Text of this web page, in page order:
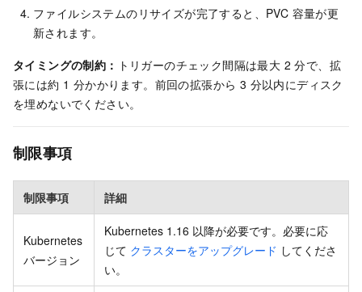
ファイルシステムのリサイズが完了すると、PVC 容量が更
新されます。
タイミングの制約： トリガーのチェック間隔は最大 2 分で、拡
張には約 1 分かかります。前回の拡張から 3 分以内にディスク
を埋めないでください。
制限事項
制限事項 詳細
Kubernetes
バージョン
Kubernetes 1.16 以降が必要です。必要に応
じて クラスターをアップグレード してくださ
い。